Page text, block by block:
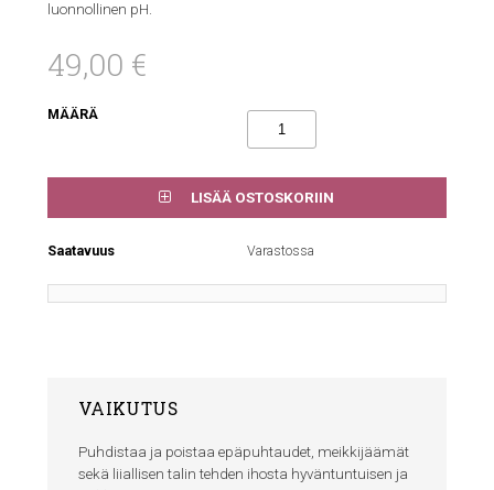
luonnollinen pH.
49,00 €
MÄÄRÄ
LISÄÄ OSTOSKORIIN
Saatavuus Varastossa
VAIKUTUS
Puhdistaa ja poistaa epäpuhtaudet, meikkijäämät
sekä liiallisen talin tehden ihosta hyväntuntuisen ja